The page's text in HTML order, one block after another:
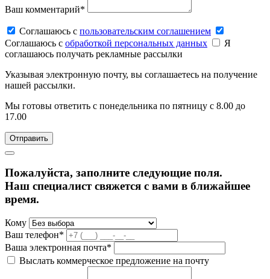
Ваш комментарий*
Соглашаюсь c пользовательским соглашением
Соглашаюсь c обработкой персональных данных
Я
соглашаюсь получать рекламные рассылки
Указывая электронную почту, вы соглашаетесь на получение
нашей рассылки.
Мы готовы ответить с понедельника по пятницу с 8.00 до
17.00
Пожалуйста, заполните следующие поля.
Наш специалист свяжется с вами в ближайшее
время.
Кому
Ваш телефон*
Ваша электронная почта*
Выслать коммерческое предложение на почту